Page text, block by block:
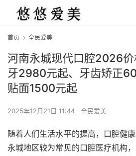
首页 全民爱美
河南永城现代口腔2026
牙2980元起、牙齿矫正
贴面1500元起
2025年12月21日 11:44 全民爱美
随着人们生活水平的提高，口腔健
永城地区较为常见的口腔医疗机构